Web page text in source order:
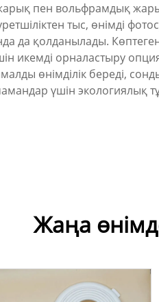
пен вольфрамдық
тыс, өнімді
қолданылады. Көптеген
икемді орналастыру
өнімділік береді,
үшін экологиялық
Жаңа